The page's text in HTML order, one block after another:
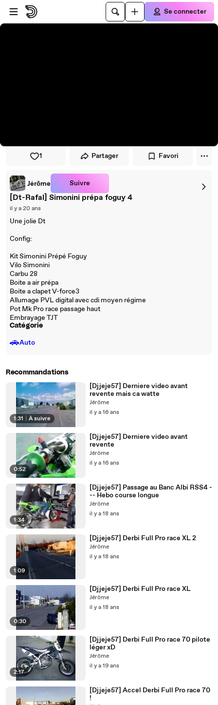
Passer au player
Passer au contenu principal
Se connecter
1 Partager Favori
Jérôme Suivre
[Dt-Rafal] Simonini prépa foguy 4
il y a 20 ans
Une jolie Dt
Config:
Kit Simonini Prépé Foguy
Vilo Simonini
Carbu 28
Boite a air prépa
Boite a clapet V-force3
Allumage PVL digital avec cdi moyen régime
Pot Mk Pro race passage haut
Embrayage TJT
Catégorie
🚗Auto
Recommandations
1:31 À suivre
[Djjeje57] Derniere video avant
revente mais ca watte
Jérôme
il y a 16 ans
0:52
[Djjeje57] Derniere video avant
revente
Jérôme
il y a 16 ans
1:34
[Djjeje57] Passage au Banc Albi RSS4 -
-- Hebo course longue
Jérôme
il y a 18 ans
1:09
[Djjeje57] Derbi Full Pro race XL 2
Jérôme
il y a 18 ans
0:30
[Djjeje57] Derbi Full Pro race XL
Jérôme
il y a 18 ans
2:17
[Djjeje57] Derbi Full Pro race 70 pilote
léger xD
Jérôme
il y a 19 ans
[Djjeje57] Accel Derbi Full Pro race 70
!